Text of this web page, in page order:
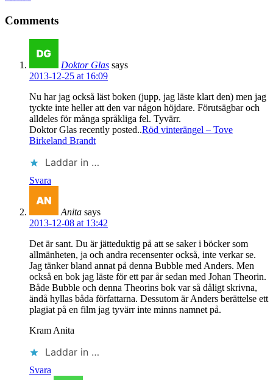
Comments
Doktor Glas says
2013-12-25 at 16:09
Nu har jag också läst boken (jupp, jag läste klart den) men jag
tyckte inte heller att den var någon höjdare. Förutsägbar och
alldeles för många språkliga fel. Tyvärr.
Doktor Glas recently posted..Röd vinterängel – Tove
Birkeland Brandt
Laddar in …
Svara
Anita says
2013-12-08 at 13:42
Det är sant. Du är jätteduktig på att se saker i böcker som
allmänheten, ja och andra recensenter också, inte verkar se.
Jag tänker bland annat på denna Bubble med Anders. Men
också en bok jag läste för ett par år sedan med Johan Theorin.
Både Bubble och denna Theorins bok var så dåligt skrivna,
ändå hyllas båda författarna. Dessutom är Anders berättelse ett
plagiat på en film jag tyvärr inte minns namnet på.
Kram Anita
Laddar in …
Svara